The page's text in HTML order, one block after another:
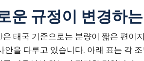
운 규정이 변경하
은 태국 기준으로는 분량이 짧은 편
안을 다루고 있습니다. 아래 표는 각